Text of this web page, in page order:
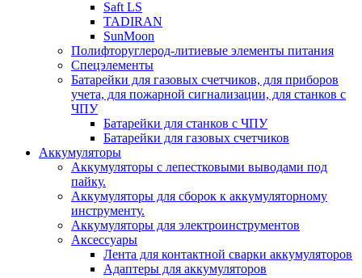
Saft LS
TADIRAN
SunMoon
Полифторуглерод-литиевые элементы питания
Спецэлементы
Батарейки для газовых счетчиков, для приборов
учета, для пожарной сигнализации, для станков с
ЧПУ
Батарейки для станков с ЧПУ
Батарейки для газовых счетчиков
Аккумуляторы
Аккумуляторы с лепестковыми выводами под
пайку.
Аккумуляторы для сборок к аккумуляторному
инструменту.
Аккумуляторы для электроинструментов
Аксессуары
Лента для контактной сварки аккумуляторов
Адаптеры для аккумуляторов